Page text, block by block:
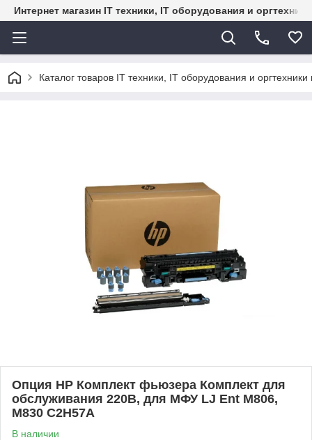
Интернет магазин IT техники, IT оборудования и
Каталог товаров IT техники, IT оборудования и
Опция HP Комплект фьюзера Комплект для
обслуживания 220В, для МФУ LJ Ent M806,
M830 C2H57A
В наличии